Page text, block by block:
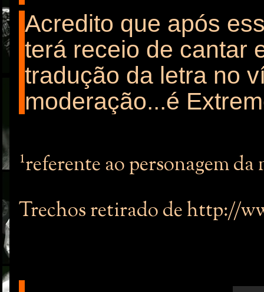
Acredito que após
terá receio de cantar
tradução da letra no
moderação...é
¹referente ao personagem da
Trechos retirado de http://